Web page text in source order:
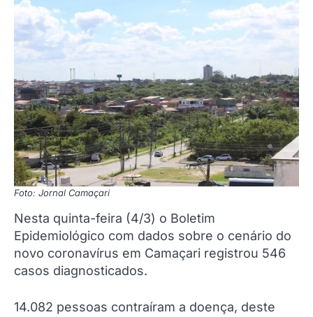
Foto: Jornal Camaçari
Nesta quinta-feira (4/3) o Boletim
Epidemiológico com dados sobre o cenário do
novo coronavírus em Camaçari registrou 546
casos diagnosticados.
14.082 pessoas contraíram a doença, deste